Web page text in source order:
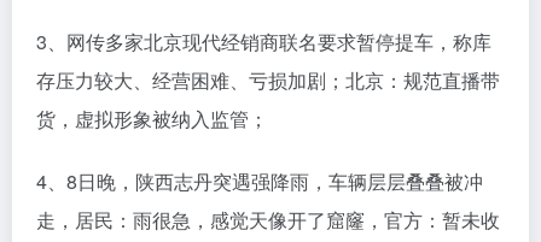
3、网传多家北京现代经销商联名要求暂停提车，称库
存压力较大、经营困难、亏损加剧；北京：规范直播带
货，虚拟形象被纳入监管；
4、8日晚，陕西志丹突遇强降雨，车辆层层叠叠被冲
走，居民：雨很急，感觉天像开了窟窿，官方：暂未收